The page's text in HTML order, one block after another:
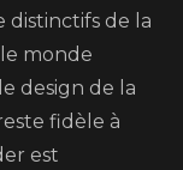
distinctifs de la
monde
design de la
fidèle à
est